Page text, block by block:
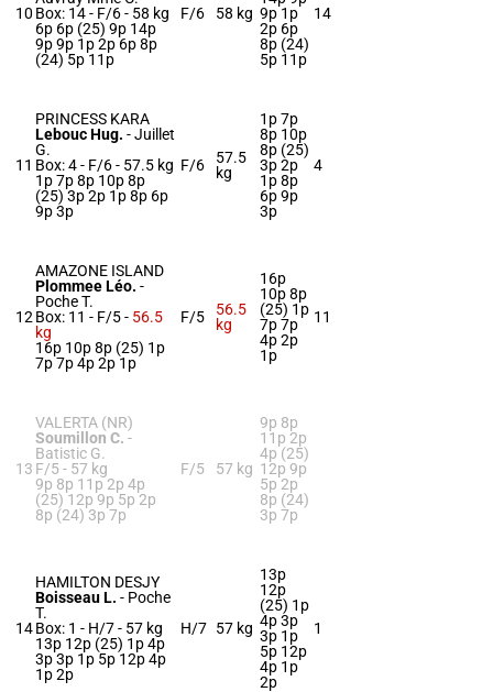
10 Box: 14 - F/6 - 58 kg
6p 6p (25) 9p 14p
9p 9p 1p 2p 6p 8p
(24) 5p 11p
F/6 58 kg 9p 1p
2p 6p
8p (24)
5p 11p
14
11
PRINCESS KARA
Lebouc Hug. -Juillet
G.
Box: 4 - F/6 - 57.5 kg
1p 7p 8p 10p 8p
(25) 3p 2p 1p 8p 6p
9p 3p
F/6
57.5
kg
1p 7p
8p 10p
8p (25)
3p 2p
1p 8p
6p 9p
3p
4
12
AMAZONE ISLAND
Plommee Léo. -
Poche T.
Box: 11 - F/5 - 56.5
kg
16p 10p 8p (25) 1p
7p 7p 4p 2p 1p
F/5
56.5
kg
16p
10p 8p
(25) 1p
7p 7p
4p 2p
1p
11
13
VALERTA (NR)
Soumillon C. -
Batistic G.
F/5 - 57 kg
9p 8p 11p 2p 4p
(25) 12p 9p 5p 2p
8p (24) 3p 7p
F/5 57 kg
9p 8p
11p 2p
4p (25)
12p 9p
5p 2p
8p (24)
3p 7p
14
HAMILTON DESJY
Boisseau L. - Poche
T.
Box: 1 - H/7 - 57 kg
13p 12p (25) 1p 4p
3p 3p 1p 5p 12p 4p
1p 2p
H/7 57 kg
13p
12p
(25) 1p
4p 3p
3p 1p
5p 12p
4p 1p
2p
1